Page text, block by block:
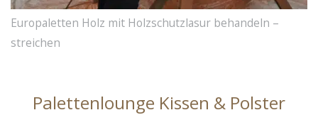
Europaletten Holz mit Holzschutzlasur behandeln –
streichen
Palettenlounge Kissen & Polster